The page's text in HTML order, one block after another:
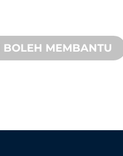
BOLEH MEMBANTU